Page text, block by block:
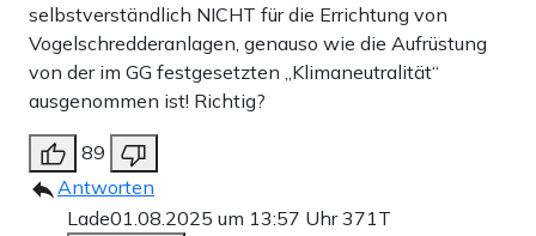
selbstverständlich NICHT für die Errichtung von
Vogelschredderanlagen, genauso wie die Aufrüstung
von der im GG festgesetzten „Klimaneutralität“
ausgenommen ist! Richtig?
89
Antworten
Lade01.08.2025 um 13:57 Uhr371T